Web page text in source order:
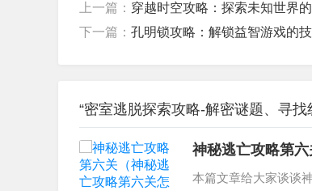
上一篇： 穿越时空攻略：探索未知世界
下一篇： 孔明锁攻略：解锁益智游戏的
“密室逃脱探索攻略-解密谜题、寻
神秘逃亡攻略第六
本篇文章给大家谈谈